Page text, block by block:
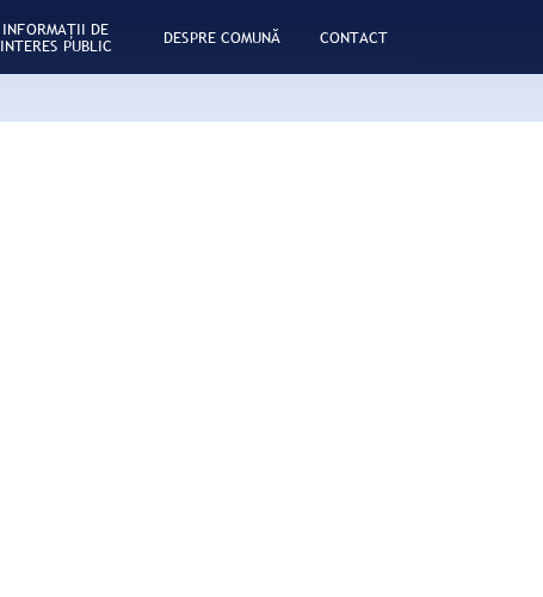
INFORMAŢII DE
INTERES PUBLIC DESPRE COMUNĂ CONTACT